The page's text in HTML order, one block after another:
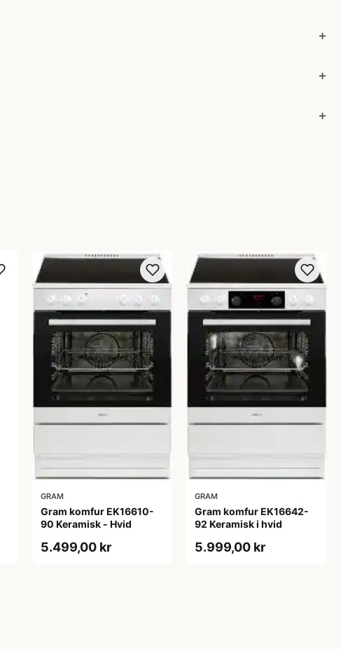
GRAM
Gram komfur EK16610-
90 Keramisk - Hvid
5.499,00 kr
GRAM
Gram komfur EK16642-
92 Keramisk i hvid
5.999,00 kr